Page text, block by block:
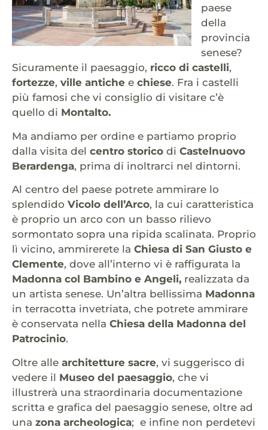
paese
della
provincia
senese?
Sicuramente il paesaggio, ricco di castelli,
fortezze, ville antiche e chiese. Fra i castelli
più famosi che vi consiglio di visitare c’è
quello di Montalto.
Ma andiamo per ordine e partiamo proprio
dalla visita del centro storico di Castelnuovo
Berardenga, prima di inoltrarci nel dintorni.
Al centro del paese potrete ammirare lo
splendido Vicolo dell’Arco, la cui caratteristica
è proprio un arco con un basso rilievo
sormontato sopra una ripida scalinata. Proprio
lì vicino, ammirerete la Chiesa di San Giusto e
Clemente, dove all’interno vi è raffigurata la
Madonna col Bambino e Angeli, realizzata da
un artista senese. Un’altra bellissima Madonna
in terracotta invetriata, che potrete ammirare
è conservata nella Chiesa della Madonna del
Patrocinio.
Oltre alle architetture sacre, vi suggerisco di
vedere il Museo del paesaggio, che vi
illustrerà una straordinaria documentazione
scritta e grafica del paesaggio senese, oltre ad
una zona archeologica; e infine non perdetevi